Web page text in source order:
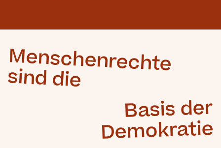
Menschenrechte
sind die
Basis der
Demokratie